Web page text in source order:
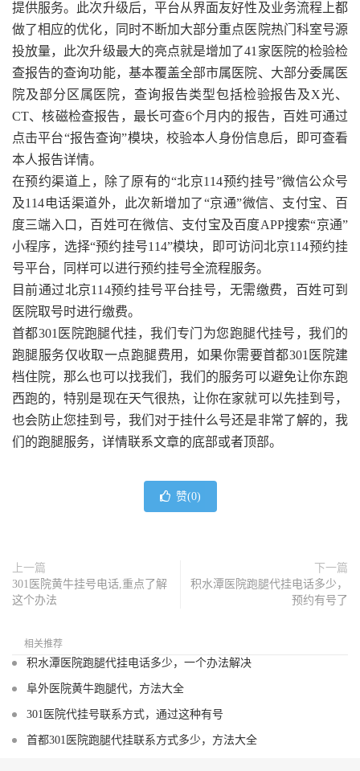
提供服务。此次升级后，平台从界面友好性及业务流程上都
做了相应的优化，同时不断加大部分重点医院热门科室号源
投放量，此次升级最大的亮点就是增加了41家医院的检验检
查报告的查询功能，基本覆盖全部市属医院、大部分委属医
院及部分区属医院，查询报告类型包括检验报告及X光、
CT、核磁检查报告，最长可查6个月内的报告，百姓可通过
点击平台“报告查询”模块，校验本人身份信息后，即可查看
本人报告详情。
在预约渠道上，除了原有的“北京114预约挂号”微信公众号
及114电话渠道外，此次新增加了“京通”微信、支付宝、百
度三端入口，百姓可在微信、支付宝及百度APP搜索“京通”
小程序，选择“预约挂号114”模块，即可访问北京114预约挂
号平台，同样可以进行预约挂号全流程服务。
目前通过北京114预约挂号平台挂号，无需缴费，百姓可到
医院取号时进行缴费。
首都301医院跑腿代挂，我们专门为您跑腿代挂号，我们的
跑腿服务仅收取一点跑腿费用，如果你需要首都301医院建
档住院，那么也可以找我们，我们的服务可以避免让你东跑
西跑的，特别是现在天气很热，让你在家就可以先挂到号，
也会防止您挂到号，我们对于挂什么号还是非常了解的，我
们的跑腿服务，详情联系文章的底部或者顶部。
赞(0)
上一篇
301医院黄牛挂号电话,重点了解
这个办法
下一篇
积水潭医院跑腿代挂电话多少，
预约有号了
相关推荐
积水潭医院跑腿代挂电话多少，一个办法解决
阜外医院黄牛跑腿代，方法大全
301医院代挂号联系方式，通过这种有号
首都301医院跑腿代挂联系方式多少，方法大全